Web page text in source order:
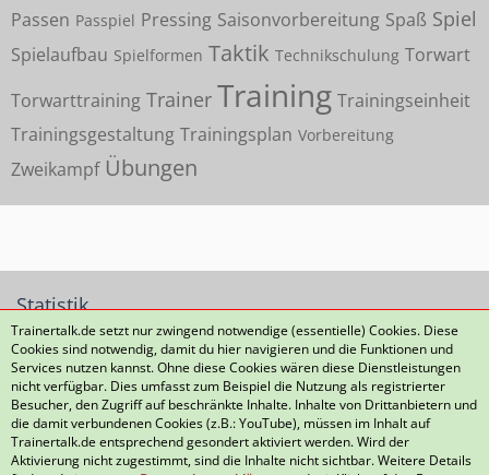
Passen Passpiel Pressing Saisonvorbereitung Spaß Spiel
Spielaufbau Spielformen Taktik Technikschulung Torwart
Torwarttraining Trainer Training Trainingseinheit
Trainingsgestaltung Trainingsplan Vorbereitung
Zweikampf Übungen
Statistik
2.502 Themen 37.975 Beiträge (5,14 Beiträge pro Tag)
Datenschutzerklärung Kontakt Impressum
Nutzungsbedingungen Häufig gestellte Fragen
Trainertalk.de setzt nur zwingend notwendige (essentielle) Cookies. Diese
Cookies sind notwendig, damit du hier navigieren und die Funktionen und
Services nutzen kannst. Ohne diese Cookies wären diese Dienstleistungen
nicht verfügbar. Dies umfasst zum Beispiel die Nutzung als registrierter
Besucher, den Zugriff auf beschränkte Inhalte. Inhalte von Drittanbietern und
die damit verbundenen Cookies (z.B.: YouTube), müssen im Inhalt auf
Trainertalk.de entsprechend gesondert aktiviert werden. Wird der
Aktivierung nicht zugestimmt, sind die Inhalte nicht sichtbar. Weitere Details